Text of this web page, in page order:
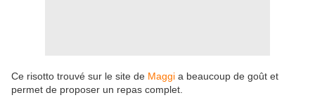
Ce risotto trouvé sur le site de Maggi a beaucoup de goût et
permet de proposer un repas complet.